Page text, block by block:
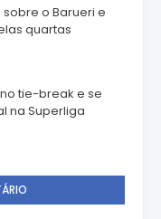
o Barueri e
quartas
tie-break e se
na Superliga